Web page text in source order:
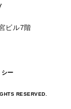
ビル7階
ー
RESERVED.